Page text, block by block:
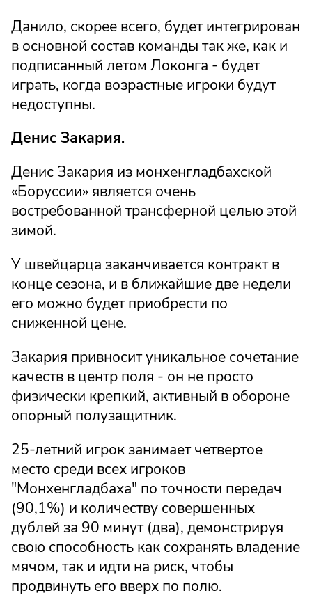
Данило, скорее всего, будет интегрирован
в основной состав команды так же, как и
подписанный летом Локонга - будет
играть, когда возрастные игроки будут
недоступны.
Денис Закария.
Денис Закария из монхенгладбахской
«Боруссии» является очень
востребованной трансферной целью этой
зимой.
У швейцарца заканчивается контракт в
конце сезона, и в ближайшие две недели
его можно будет приобрести по
сниженной цене.
Закария привносит уникальное сочетание
качеств в центр поля - он не просто
физически крепкий, активный в обороне
опорный полузащитник.
25-летний игрок занимает четвертое
место среди всех игроков
"Монхенгладбаха" по точности передач
(90,1%) и количеству совершенных
дублей за 90 минут (два), демонстрируя
свою способность как сохранять владение
мячом, так и идти на риск, чтобы
продвинуть его вверх по полю.